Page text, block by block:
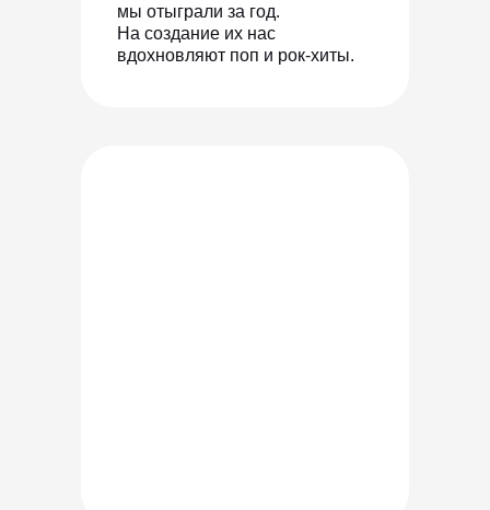
мы отыграли за год.
На создание их нас
вдохновляют поп и рок-хиты.